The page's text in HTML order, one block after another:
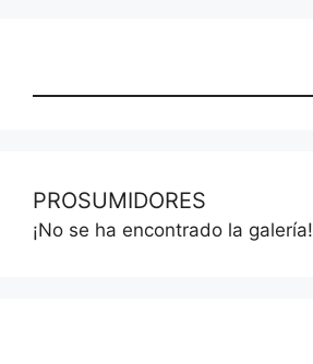
PROSUMIDORES
¡No se ha encontrado la galería!